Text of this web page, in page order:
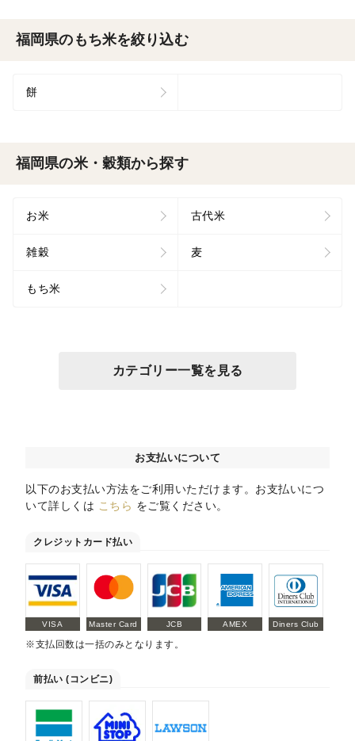
福岡県のもち米を絞り込む
餅
福岡県の米・穀類から探す
お米 古代米
雑穀 麦
もち米
カテゴリー一覧を見る
お支払いについて
以下のお支払い方法をご利用いただけます。お支払いにつ
いて詳しくは こちら をご覧ください。
クレジットカード払い
VISA Master Card JCB AMEX Diners Club
※支払回数は一括のみとなります。
前払い (コンビニ)